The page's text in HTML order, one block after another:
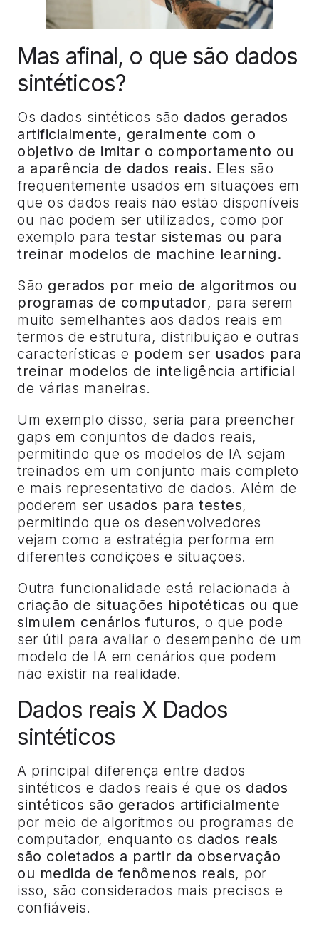
Mas afinal, o que são dados
sintéticos?
Os dados sintéticos são dados gerados
artificialmente, geralmente com o
objetivo de imitar o comportamento ou
a aparência de dados reais. Eles são
frequentemente usados em situações em
que os dados reais não estão disponíveis
ou não podem ser utilizados, como por
exemplo para testar sistemas ou para
treinar modelos de machine learning.
São gerados por meio de algoritmos ou
programas de computador, para serem
muito semelhantes aos dados reais em
termos de estrutura, distribuição e outras
características e podem ser usados para
treinar modelos de inteligência artificial
de várias maneiras.
Um exemplo disso, seria para preencher
gaps em conjuntos de dados reais,
permitindo que os modelos de IA sejam
treinados em um conjunto mais completo
e mais representativo de dados. Além de
poderem ser usados para testes,
permitindo que os desenvolvedores
vejam como a estratégia performa em
diferentes condições e situações.
Outra funcionalidade está relacionada à
criação de situações hipotéticas ou que
simulem cenários futuros, o que pode
ser útil para avaliar o desempenho de um
modelo de IA em cenários que podem
não existir na realidade.
Dados reais X Dados
sintéticos
A principal diferença entre dados
sintéticos e dados reais é que os dados
sintéticos são gerados artificialmente
por meio de algoritmos ou programas de
computador, enquanto os dados reais
são coletados a partir da observação
ou medida de fenômenos reais, por
isso, são considerados mais precisos e
confiáveis.